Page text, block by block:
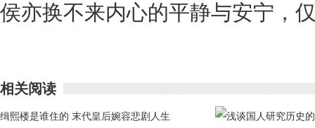
侯亦换不来内心的平静与安宁，
相关阅读
缉熙楼是谁住的 末代皇后婉容悲剧人生